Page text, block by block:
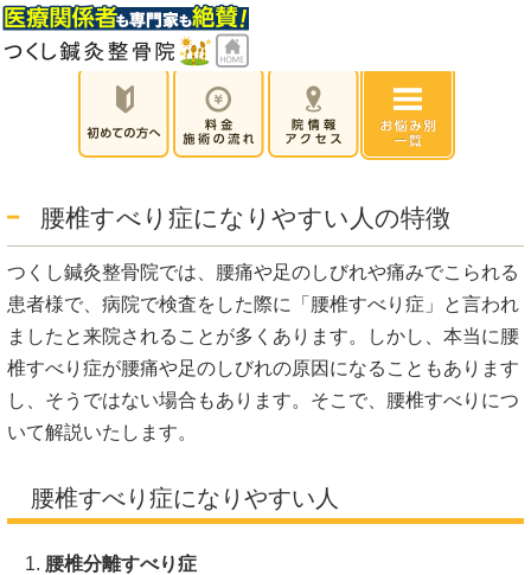
腰椎すべり症になりやすい人の特徴
つくし鍼灸整骨院では、腰痛や足のしびれや痛みでこられる
患者様で、病院で検査をした際に「腰椎すべり症」と言われ
ましたと来院されることが多くあります。しかし、本当に腰
椎すべり症が腰痛や足のしびれの原因になることもあります
し、そうではない場合もあります。そこで、腰椎すべりにつ
いて解説いたします。
腰椎すべり症になりやすい人
腰椎分離すべり症